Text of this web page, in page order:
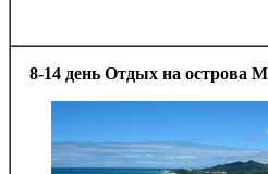
8-14 день Отдых на острова